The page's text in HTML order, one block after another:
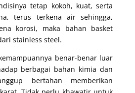
tetap kokoh, kuat, serta
terus terkena air sehingga,
korosi, maka bahan basket
stainless steel.
benar-benar luar
berbagai bahan kimia dan
bertahan memberikan